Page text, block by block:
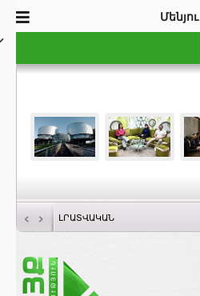
‹ › ԼՐԱՏՎԱԿԱՆ
Մենյու